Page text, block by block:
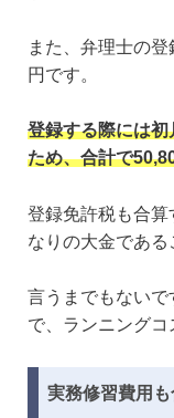
また、弁理士の
円です。
登録する際には
ため、合計で
登録免許税も合
なりの大金である
言うまでもない
で、ランニングコ
実務修習費用